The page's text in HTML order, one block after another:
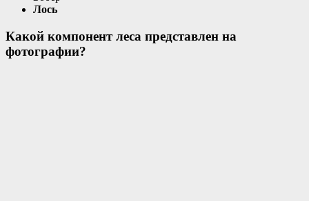
Лось
Какой компонент леса представлен на
фотографии?